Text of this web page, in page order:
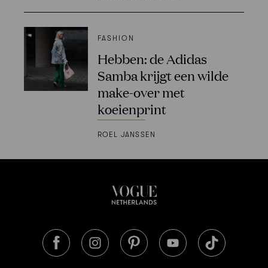
FASHION
Hebben: de Adidas
Samba krijgt een wilde
make-over met
koeienprint
ROEL JANSSEN